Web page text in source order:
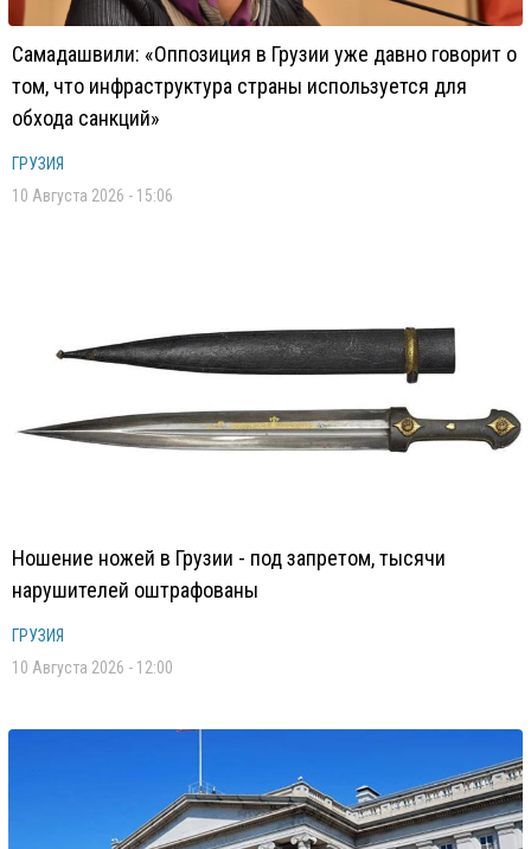
Самадашвили: «Оппозиция в Грузии уже давно говорит о
том, что инфраструктура страны используется для
обхода санкций»
ГРУЗИЯ
10 Августа 2026 - 15:06
Ношение ножей в Грузии - под запретом, тысячи
нарушителей оштрафованы
ГРУЗИЯ
10 Августа 2026 - 12:00